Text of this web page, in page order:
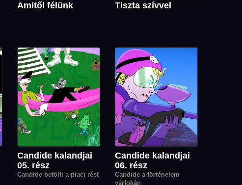
Amitől félünk Tiszta szívvel
Candide kalandjai
05. rész
Candide betölti a piaci rést
Candide kalandjai
06. rész
Candide a történelem
várfokán